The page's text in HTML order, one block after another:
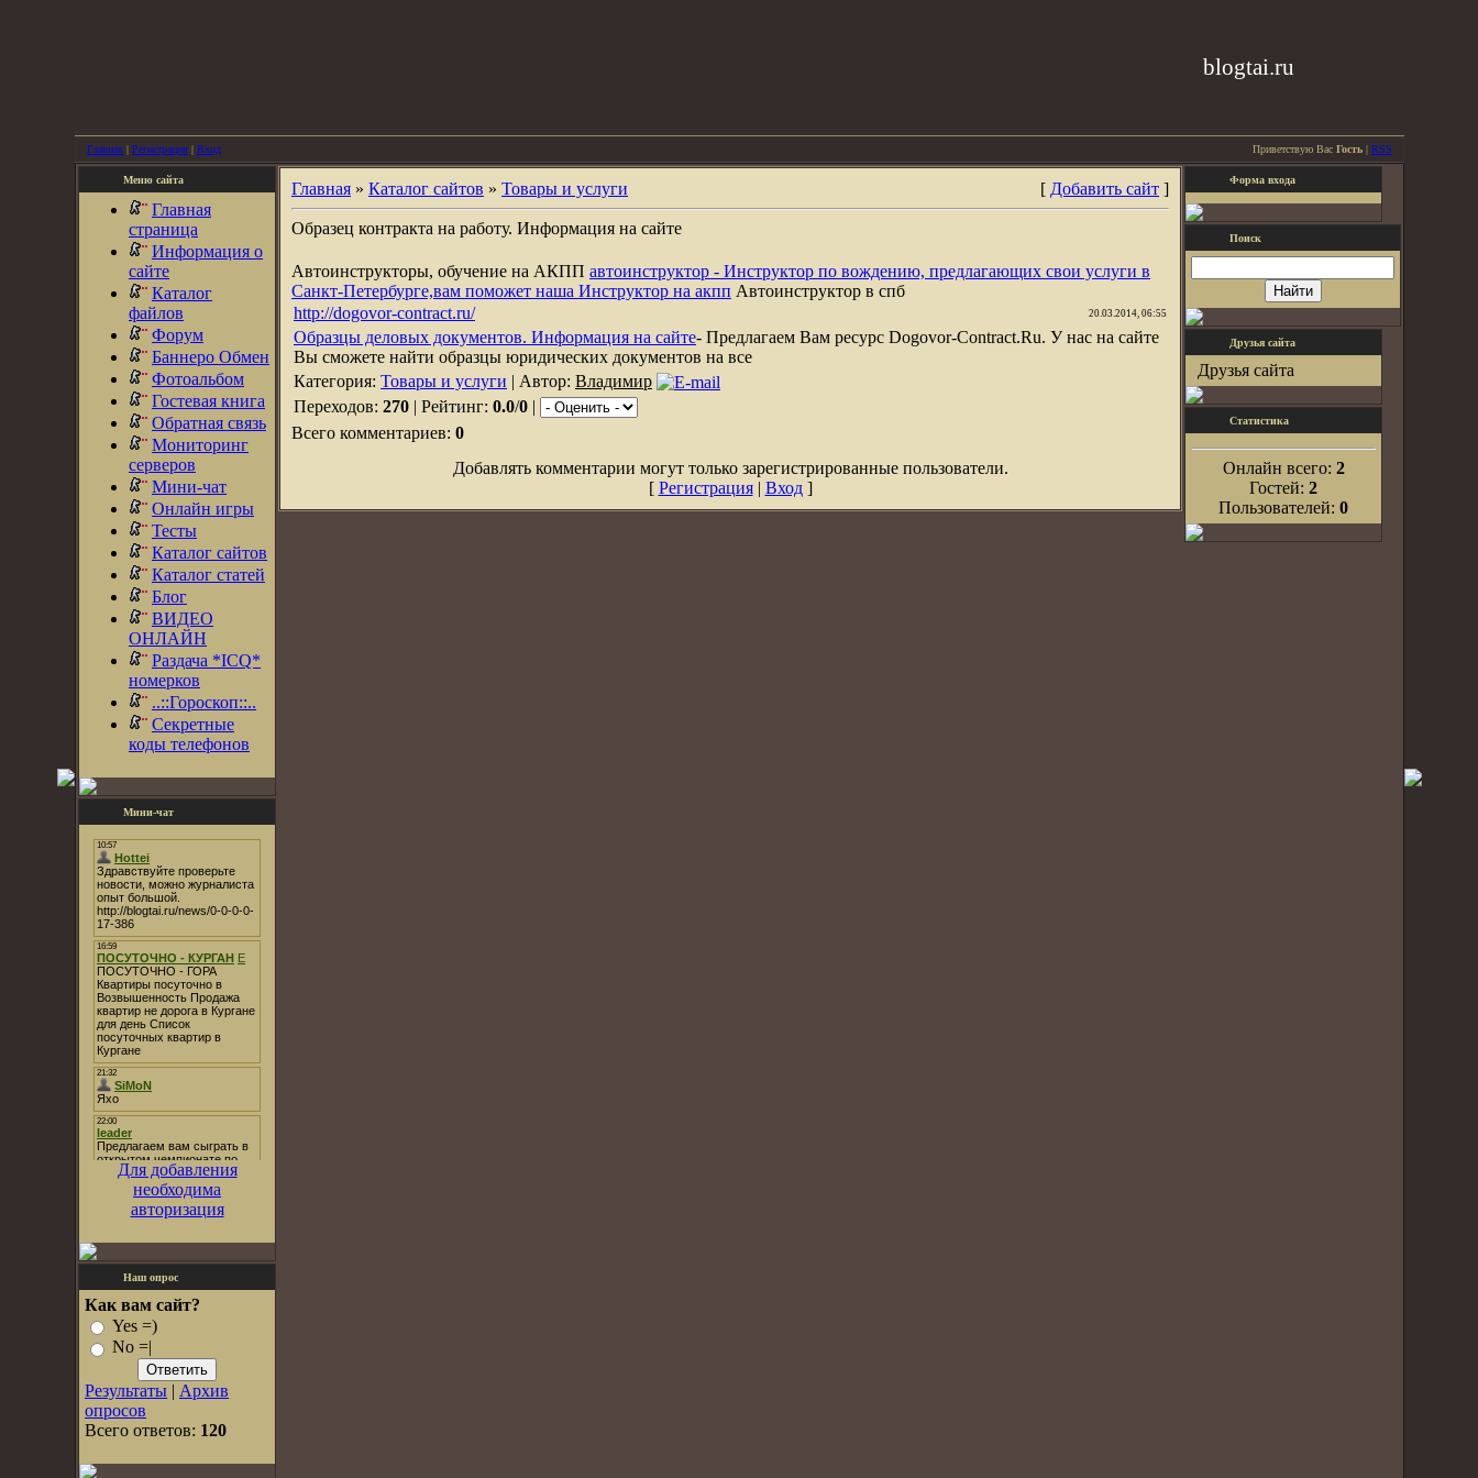
blogtai.ru
Главная | Регистрация | Вход Приветствую Вас Гость | RSS
Меню сайта
Главная
страница
Информация о
сайте
Каталог
файлов
Форум
Баннеро Обмен
Фотоальбом
Гостевая книга
Обратная связь
Мониторинг
серверов
Мини-чат
Онлайн игры
Тесты
Каталог сайтов
Каталог статей
Блог
ВИДЕО
ОНЛАЙН
Раздача *ICQ*
номерков
..::Гороскоп::..
Секретные
коды телефонов
Мини-чат
Для добавления
необходима
авторизация
Наш опрос
Как вам сайт?
Yes =)
No =|
Результаты | Архив
опросов
Всего ответов: 120
Главная » Каталог сайтов » Товары и услуги [ Добавить сайт ]
Образец контракта на работу. Информация на сайте
Автоинструкторы, обучение на АКПП автоинструктор - Инструктор по вождению, предлагающих свои услуги в
Санкт-Петербурге,вам поможет наша Инструктор на акпп Автоинструктор в спб
http://dogovor-contract.ru/
20.03.2014, 06:55
Образцы деловых документов. Информация на сайте- Предлагаем Вам ресурс Dogovor-Contract.Ru. У нас на сайте
Вы сможете найти образцы юридических документов на все
Категория: Товары и услуги | Автор: Владимир
Переходов: 270 | Рейтинг: 0.0/0 |
Всего комментариев: 0
Добавлять комментарии могут только зарегистрированные пользователи.
[ Регистрация| Вход]
Форма входа
Поиск
Друзья сайта
Друзья сайта
Статистика
Онлайн всего: 2
Гостей: 2
Пользователей: 0